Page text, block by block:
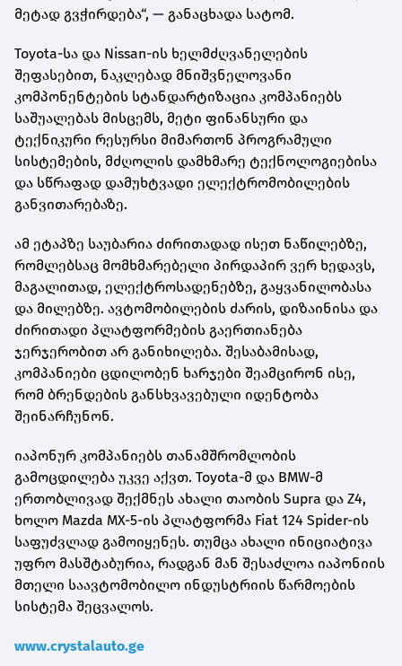
მეტად გვჭირდება“, — განაცხადა სატომ.
Toyota-სა და Nissan-ის ხელმძღვანელების
შეფასებით, ნაკლებად მნიშვნელოვანი
კომპონენტების სტანდარტიზაცია კომპანიებს
საშუალებას მისცემს, მეტი ფინანსური და
ტექნიკური რესურსი მიმართონ პროგრამული
სისტემების, მძღოლის დამხმარე ტექნოლოგიებისა
და სწრაფად დამუხტვადი ელექტრომობილების
განვითარებაზე.
ამ ეტაპზე საუბარია ძირითადად ისეთ ნაწილებზე,
რომლებსაც მომხმარებელი პირდაპირ ვერ ხედავს,
მაგალითად, ელექტროსადენებზე, გაყვანილობასა
და მილებზე. ავტომობილების ძარის, დიზაინისა და
ძირითადი პლატფორმების გაერთიანება
ჯერჯერობით არ განიხილება. შესაბამისად,
კომპანიები ცდილობენ ხარჯები შეამცირონ ისე,
რომ ბრენდების განსხვავებული იდენტობა
შეინარჩუნონ.
იაპონურ კომპანიებს თანამშრომლობის
გამოცდილება უკვე აქვთ. Toyota-მ და BMW-მ
ერთობლივად შექმნეს ახალი თაობის Supra და Z4,
ხოლო Mazda MX-5-ის პლატფორმა Fiat 124 Spider-ის
საფუძვლად გამოიყენეს. თუმცა ახალი ინიციატივა
უფრო მასშტაბურია, რადგან მან შესაძლოა იაპონიის
მთელი საავტომობილო ინდუსტრიის წარმოების
სისტემა შეცვალოს.
www.crystalauto.ge